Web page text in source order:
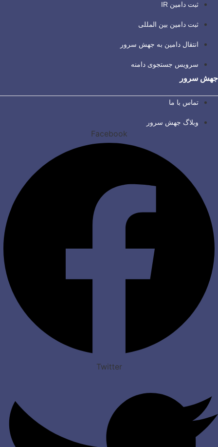
ثبت دامین IR
ثبت دامین بین المللی
انتقال دامین به جهش سرور
سرویس جستجوی دامنه
جهش سرور
تماس با ما
وبلاگ جهش سرور
Facebook
Twitter